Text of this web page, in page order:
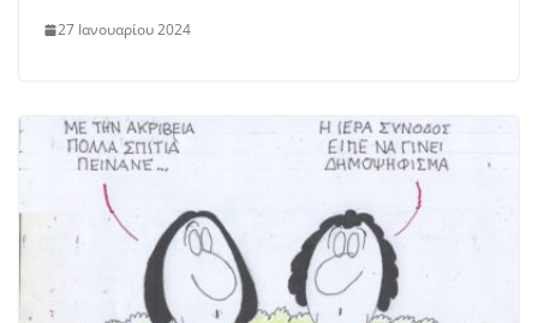
27 Ιανουαρίου 2024